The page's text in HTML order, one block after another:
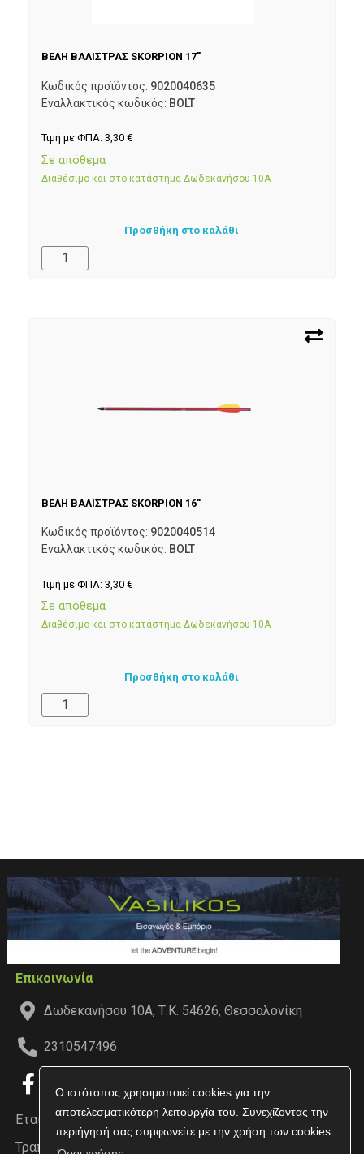
Ο ιστότοπος χρησιμοποιεί cookies για την
αποτελεσματικότερη λειτουργία του. Συνεχίζοντας την
περιήγησή σας συμφωνείτε με την χρήση των cookies.
ΒΕΛΗ ΒΑΛΙΣΤΡΑΣ SKORPION 17″
Κωδικός προϊόντος: 9020040635
Εναλλακτικός κωδικός: BOLT
Τιμή με ΦΠΑ: 3,30 €
Σε απόθεμα
Διαθέσιμο και στο κατάστημα Δωδεκανήσου 10Α
Προσθήκη στο καλάθι
ΒΕΛΗ ΒΑΛΙΣΤΡΑΣ SKORPION 16″
Κωδικός προϊόντος: 9020040514
Εναλλακτικός κωδικός: BOLT
Τιμή με ΦΠΑ: 3,30 €
Σε απόθεμα
Διαθέσιμο και στο κατάστημα Δωδεκανήσου 10Α
Προσθήκη στο καλάθι
Επικοινωνία
Δωδεκανήσου 10Α, Τ.Κ. 54626, Θεσσαλονίκη
2310547496
Εταιρεία
Τραπεζικοί Λογαριασμοί